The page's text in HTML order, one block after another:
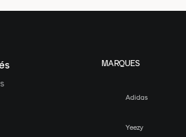
MARQUES
Adidas
Yeezy